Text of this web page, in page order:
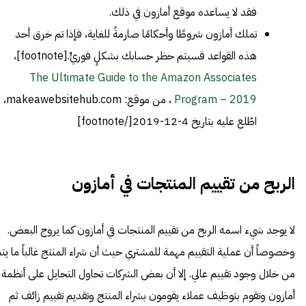
فقد لا يساعده موقع أمازون في ذلك.
تملك أمازون شروطًا وأحكامًا صارمةً للغاية، فإذا تم خرق أحد
هذه القواعد فسيتم حظر حسابك بشكلٍ فوريٍّ.[footnote]،
The Ultimate Guide to the Amazon Associates
Program – 2019
، من موقع: makeawebsitehub.com،
اطّلع عليه بتاريخ 4-12-2019[/footnote]
الربح من تقييم المنتجات في أمازون
لا يوجد شيء اسمه الربح من تقييم المنتجات في أمازون كما يروج البعض.
وخصوصاً أن عملية التقييم مهمة للمشتري حيث أن شراء المنتج غالباً ما
من خلال وجود تقييم عالي. إلا أن بعض الشركات تحاول التحايل على أنظمة
أمازون وتقوم بتوظيف عملاء يقومون بشراء المنتج وتقديم تقييم زائف ثم